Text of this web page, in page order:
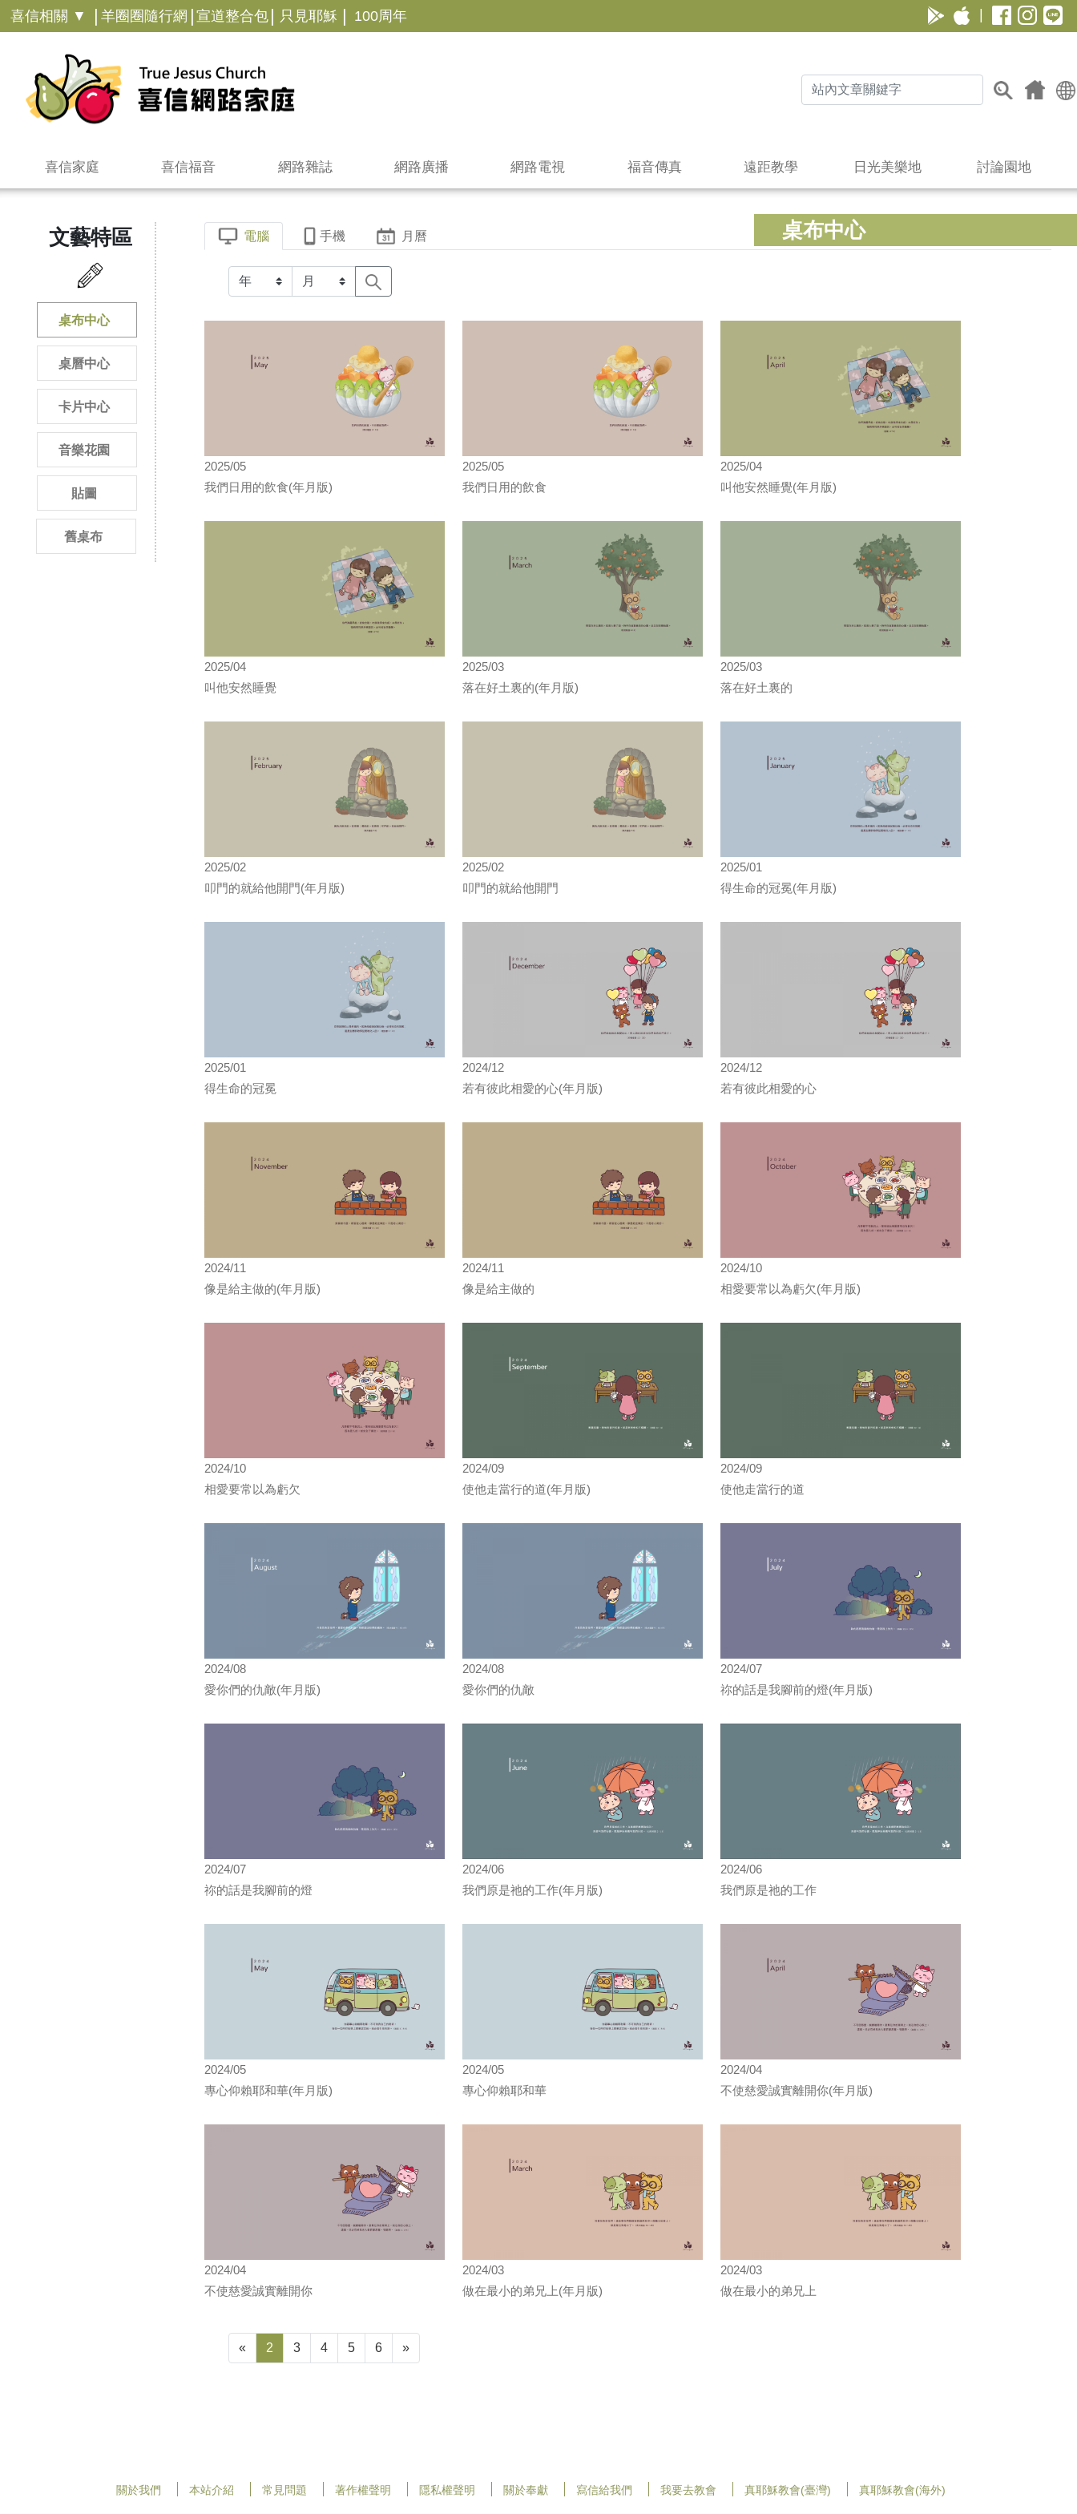
喜信相關 ▼ | 羊圈圈隨行網 | 宣道整合包 | 只見耶穌 | 100周年
喜信家庭 喜信福音 網路雜誌 網路廣播 網路電視 福音傳真 遠距教學 日光美樂地 討論園地
桌布中心
文藝特區
桌布中心
桌曆中心
卡片中心
音樂花園
貼圖
舊桌布
電腦 手機 月曆
2025/05
我們日用的飲食(年月版)
2025/05
我們日用的飲食
2025/04
叫他安然睡覺(年月版)
2025/04
叫他安然睡覺
2025/03
落在好土裏的(年月版)
2025/03
落在好土裏的
2025/02
叩門的就給他開門(年月版)
2025/02
叩門的就給他開門
2025/01
得生命的冠冕(年月版)
2025/01
得生命的冠冕
2024/12
若有彼此相愛的心(年月版)
2024/12
若有彼此相愛的心
2024/11
像是給主做的(年月版)
2024/11
像是給主做的
2024/10
相愛要常以為虧欠(年月版)
2024/10
相愛要常以為虧欠
2024/09
使他走當行的道(年月版)
2024/09
使他走當行的道
2024/08
愛你們的仇敵(年月版)
2024/08
愛你們的仇敵
2024/07
祢的話是我腳前的燈(年月版)
2024/07
祢的話是我腳前的燈
2024/06
我們原是祂的工作(年月版)
2024/06
我們原是祂的工作
2024/05
專心仰賴耶和華(年月版)
2024/05
專心仰賴耶和華
2024/04
不使慈愛誠實離開你(年月版)
2024/04
不使慈愛誠實離開你
2024/03
做在最小的弟兄上(年月版)
2024/03
做在最小的弟兄上
« 2 3 4 5 6 »
關於我們 本站介紹 常見問題 著作權聲明 隱私權聲明 關於奉獻 寫信給我們 我要去教會 真耶穌教會(臺灣) 真耶穌教會(海外)